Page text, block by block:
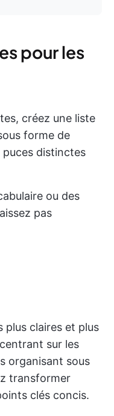
pour les
créez une liste
forme de
puces distinctes
ou des
pas
plus claires et plus
sur les
organisant sous
transformer
clés concis.